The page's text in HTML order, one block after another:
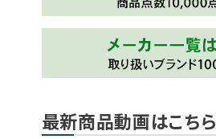
最新商品動画はこちら